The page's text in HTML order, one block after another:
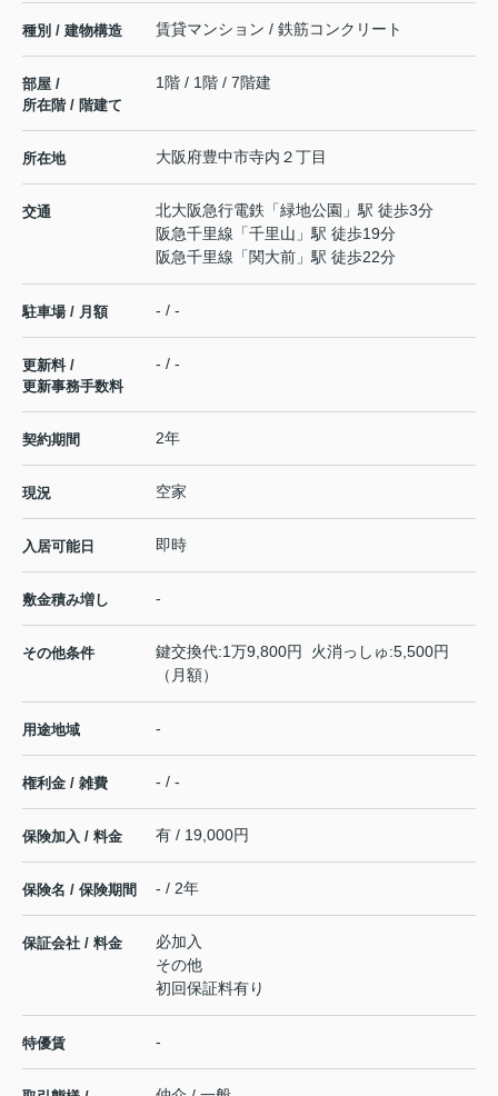
種別 / 建物構造 賃貸マンション / 鉄筋コンクリート
部屋 /
所在階 / 階建て
1階 / 1階 / 7階建
所在地 大阪府豊中市寺内 ２丁目
交通 北大阪急行電鉄 「緑地公園 」駅 徒歩3分
阪急千里線 「千里山 」駅 徒歩19分
阪急千里線 「関大前 」駅 徒歩22分
駐車場 / 月額 - / -
更新料 /
更新事務手数料
- / -
契約期間 2年
現況 空家
入居可能日 即時
敷金積み増し -
その他条件
鍵交換代:1万9,800円 火消っしゅ:5,500円
（月額）
用途地域 -
権利金 / 雑費 - / -
保険加入 / 料金 有 / 19,000円
保険名 / 保険期間 - / 2年
保証会社 / 料金
必加入
その他
初回保証料有り
特優賃 -